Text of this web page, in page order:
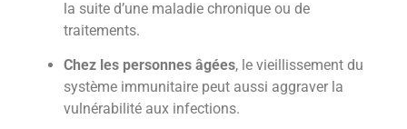
la suite d’une maladie chronique ou de
traitements.
Chez les personnes âgées, le vieillissement du
système immunitaire peut aussi aggraver la
vulnérabilité aux infections.